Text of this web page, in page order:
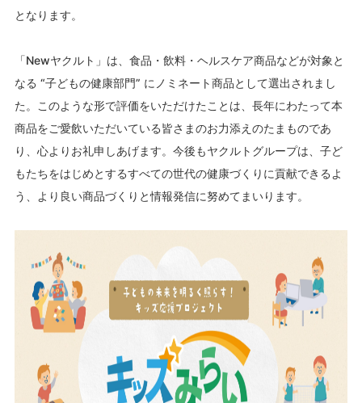
となります。
「Newヤクルト」は、食品・飲料・ヘルスケア商品などが対象と
なる “子どもの健康部門” にノミネート商品として選出されまし
た。このような形で評価をいただけたことは、長年にわたって本
商品をご愛飲いただいている皆さまのお力添えのたまものであ
り、心よりお礼申しあげます。今後もヤクルトグループは、子ど
もたちをはじめとするすべての世代の健康づくりに貢献できるよ
う、より良い商品づくりと情報発信に努めてまいります。